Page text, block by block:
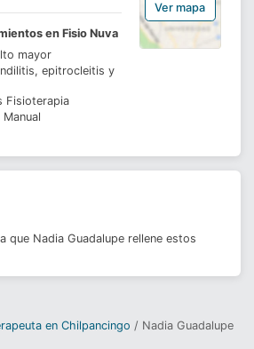
en Fisio Nuva
mayor
epitrocleitis y
Fisioterapia
muscular
Ver mapa
que Nadia Guadalupe rellene estos
en Chilpancingo
Nadia Guadalupe